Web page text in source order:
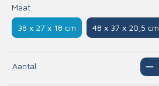
Maat
38 x 27 x 18 cm 48 x 37 x 20,5 cm
Aantal